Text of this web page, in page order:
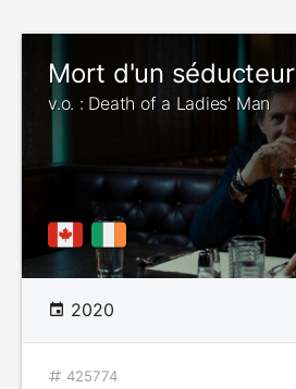
Mort d'un séducteur
v.o. : Death of a Ladies' Man
2020
425774